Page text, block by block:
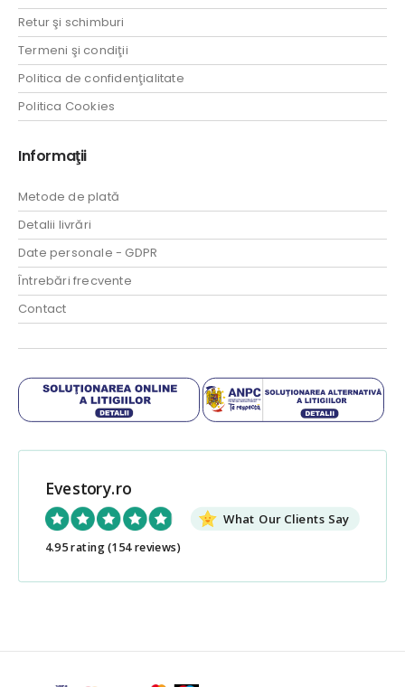
Retur şi schimburi
Termeni şi condiţii
Politica de confidenţialitate
Politica Cookies
Informaţii
Metode de plată
Detalii livrări
Date personale - GDPR
Întrebări frecvente
Contact
Evestory.ro
What Our Clients Say
4.95 rating(154 reviews)